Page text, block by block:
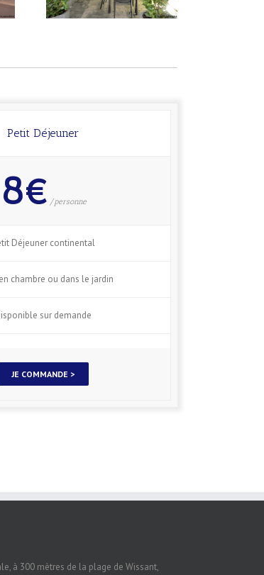
Petit Déjeuner
8€ /personne
Déjeuner continental
chambre ou dans le jardin
sur demande
JE COMMANDE >
à 300 mètres de la plage de Wissant,